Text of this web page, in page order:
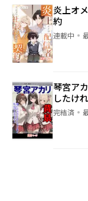
炎上オ
約
連載中
琴宮ア
したけ
完結済